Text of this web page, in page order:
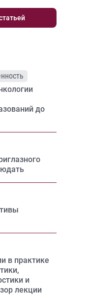
до
в практике
и
лекции